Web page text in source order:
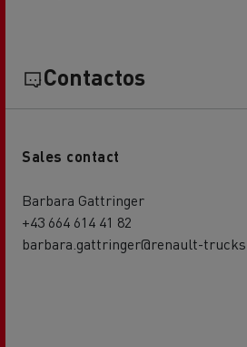
Contactos
Sales contact
Barbara Gattringer
+43 664 614 41 82
barbara.gattringer@renault-